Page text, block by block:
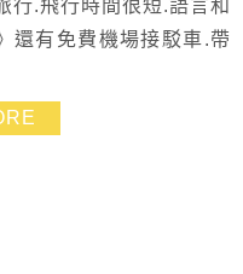
行.飛行時間很短.語言和
還有免費機場接駁車.帶
我們這次入住《澳門巴
] 包含飯店親子房型、親